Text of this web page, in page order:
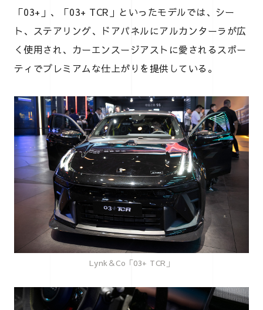
「03+」、「03+ TCR」といったモデルでは、シー
ト、ステアリング、ドアパネルにアルカンターラが広
く使用され、カーエンスージアストに愛されるスポー
ティでプレミアムな仕上がりを提供している。
Lynk＆Co「03+ TCR」